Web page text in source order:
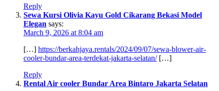
Reply
Sewa Kursi Olivia Kayu Gold Cikarang Bekasi Model
Elegan says:
March 9, 2026 at 8:04 am
[…] https://berkahjaya.rentals/2024/09/07/sewa-blower-air-
cooler-bundar-area-terdekat-jakarta-selatan/[…]
Reply
Rental Air cooler Bundar Area Bintaro Jakarta Selatan